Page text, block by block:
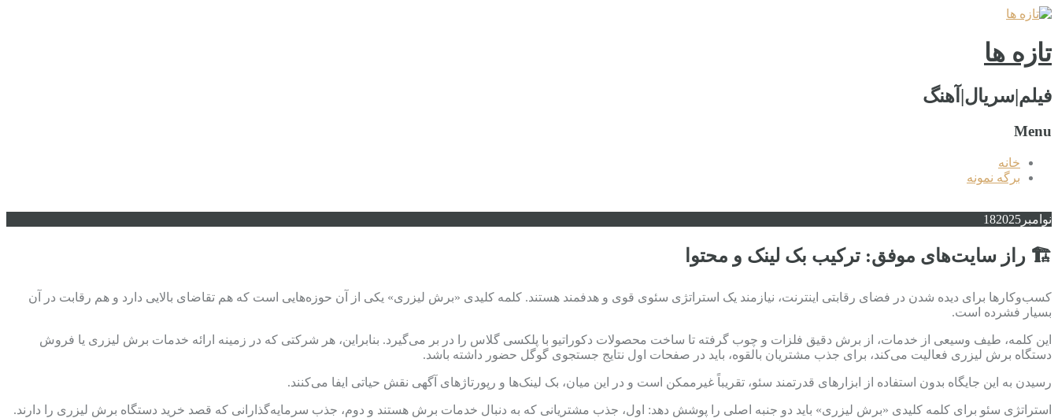
تازه ها
فیلم|سریال|آهنگ
Menu
خانه
برگه نمونه
نوامبر 182025
🏗️ راز سایت‌های موفق: ترکیب بک لینک و محتوا
کسب‌وکارها برای دیده شدن در فضای رقابتی اینترنت، نیازمند یک استراتژی سئوی قوی و هدفمند هستند. کلمه کلیدی «برش لیزری» یکی از آن حوزه‌هایی است که هم تقاضای بالایی دارد و هم رقابت در آن
بسیار فشرده است.
این کلمه، طیف وسیعی از خدمات، از برش دقیق فلزات و چوب گرفته تا ساخت محصولات دکوراتیو با پلکسی گلاس را در بر می‌گیرد. بنابراین، هر شرکتی که در زمینه ارائه خدمات برش لیزری یا فروش
دستگاه برش لیزری فعالیت می‌کند، برای جذب مشتریان بالقوه، باید در صفحات اول نتایج جستجوی گوگل حضور داشته باشد.
رسیدن به این جایگاه بدون استفاده از ابزارهای قدرتمند سئو، تقریباً غیرممکن است و در این میان، بک لینک‌ها و رپورتاژهای آگهی نقش حیاتی ایفا می‌کنند.
استراتژی سئو برای کلمه کلیدی «برش لیزری» باید دو جنبه اصلی را پوشش دهد: اول، جذب مشتریانی که به دنبال خدمات برش هستند و دوم، جذب سرمایه‌گذارانی که قصد خرید دستگاه برش لیزری را دارند.